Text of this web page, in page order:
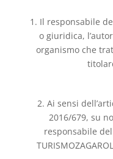
1. Il responsabile
o giuridica,
organismo che
2. Ai sensi
2016/679, su
responsabile